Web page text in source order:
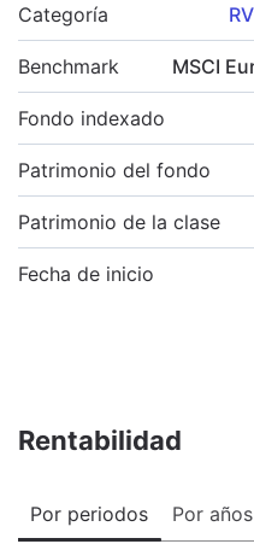
Categoría
Benchmark MSCI
Fondo indexado
Patrimonio del fondo
Patrimonio de la clase
Fecha de inicio
Rentabilidad
Por periodos Por años